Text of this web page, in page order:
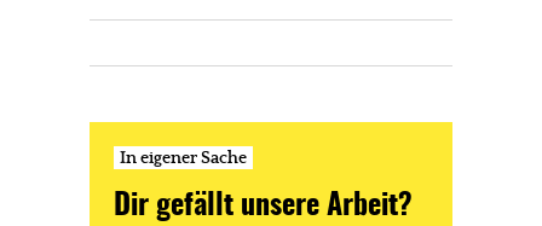
In eigener Sache
Dir gefällt unsere Arbeit?